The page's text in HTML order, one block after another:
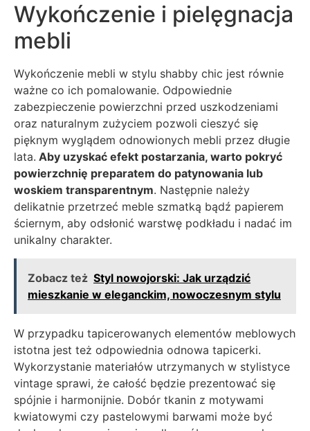
Wykończenie i pielęgnacja
mebli
Wykończenie mebli w stylu shabby chic jest równie
ważne co ich pomalowanie. Odpowiednie
zabezpieczenie powierzchni przed uszkodzeniami
oraz naturalnym zużyciem pozwoli cieszyć się
pięknym wyglądem odnowionych mebli przez długie
lata. Aby uzyskać efekt postarzania, warto pokryć
powierzchnię preparatem do patynowania lub
woskiem transparentnym. Następnie należy
delikatnie przetrzeć meble szmatką bądź papierem
ściernym, aby odsłonić warstwę podkładu i nadać im
unikalny charakter.
Zobacz też Styl nowojorski: Jak urządzić
mieszkanie w eleganckim, nowoczesnym stylu
W przypadku tapicerowanych elementów meblowych
istotna jest też odpowiednia odnowa tapicerki.
Wykorzystanie materiałów utrzymanych w stylistyce
vintage sprawi, że całość będzie prezentować się
spójnie i harmonijnie. Dobór tkanin z motywami
kwiatowymi czy pastelowymi barwami może być